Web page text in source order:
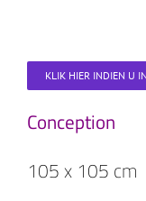
KLIK HIER INDIEN U
Conception
105 x 105 cm